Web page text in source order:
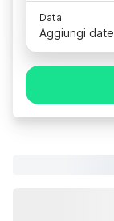
Data
Aggiungi date